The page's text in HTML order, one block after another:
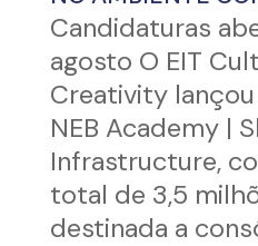
Candidaturas
agosto O EIT
Creativity
NEB Academy |
Infrastructure,
total de 3,5
destinada a